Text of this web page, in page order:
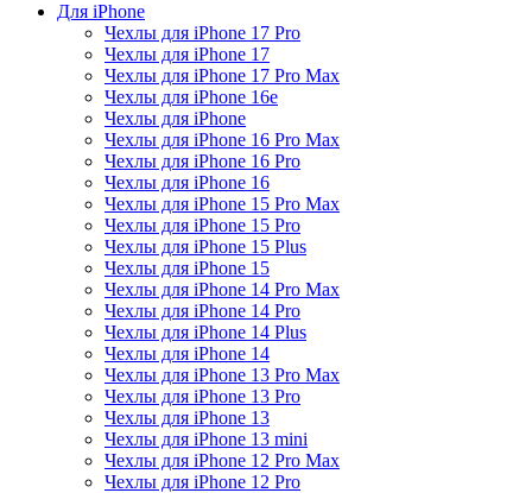
Для iPhone
Чехлы для iPhone 17 Pro
Чехлы для iPhone 17
Чехлы для iPhone 17 Pro Max
Чехлы для iPhone 16e
Чехлы для iPhone
Чехлы для iPhone 16 Pro Max
Чехлы для iPhone 16 Pro
Чехлы для iPhone 16
Чехлы для iPhone 15 Pro Max
Чехлы для iPhone 15 Pro
Чехлы для iPhone 15 Plus
Чехлы для iPhone 15
Чехлы для iPhone 14 Pro Max
Чехлы для iPhone 14 Pro
Чехлы для iPhone 14 Plus
Чехлы для iPhone 14
Чехлы для iPhone 13 Pro Max
Чехлы для iPhone 13 Pro
Чехлы для iPhone 13
Чехлы для iPhone 13 mini
Чехлы для iPhone 12 Pro Max
Чехлы для iPhone 12 Pro